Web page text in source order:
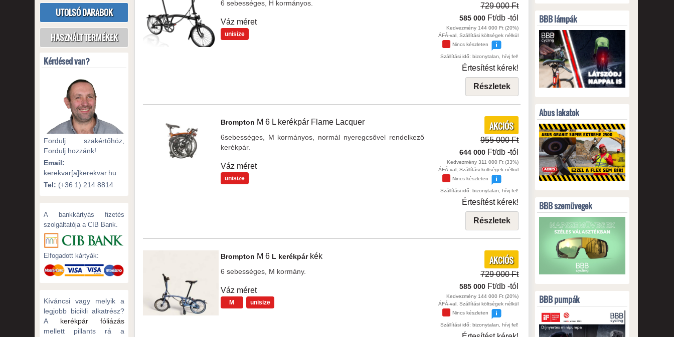
UTOLSÓ DARABOK
HASZNÁLT TERMÉKEK
Kérdésed van?
Fordulj szakértőhöz,
Fordulj hozzánk!
Email:
kerekvar[a]kerekvar.hu
Tel: (+36 1) 214 8814
A bankkártyás fizetés
szolgáltatója a CIB Bank.
Elfogadott kártyák:
Kíváncsi vagy melyik a
legjobb bicikli alkatrész?
A kerékpár fóliázás
mellett pillants rá a
6 sebességes, H kormányos.
Váz méret
unisize
729 000 Ft
585 000 Ft/db -tól
Kedvezmény 144 000 Ft (20%)
ÁFÁ-val, Szállítási költségek nélkül
Nincs készleten
Szállítási idő: bizonytalan, hívj fel!
Értesítést kérek!
Részletek
Brompton M 6 L kerékpár Flame Lacquer
6sebességes, M kormányos, normál nyeregcsővel rendelkező
kerékpár.
Váz méret
unisize
AKCIÓS
955 000 Ft
644 000 Ft/db -tól
Kedvezmény 311 000 Ft (33%)
ÁFÁ-val, Szállítási költségek nélkül
Nincs készleten
Szállítási idő: bizonytalan, hívj fel!
Értesítést kérek!
Részletek
Brompton M 6 L kerékpár kék
6 sebességes, M kormány.
Váz méret
M unisize
AKCIÓS
729 000 Ft
585 000 Ft/db -tól
Kedvezmény 144 000 Ft (20%)
ÁFÁ-val, Szállítási költségek nélkül
Nincs készleten
Szállítási idő: bizonytalan, hívj fel!
BBB lámpák
Abus lakatok
BBB szemüvegek
BBB pumpák